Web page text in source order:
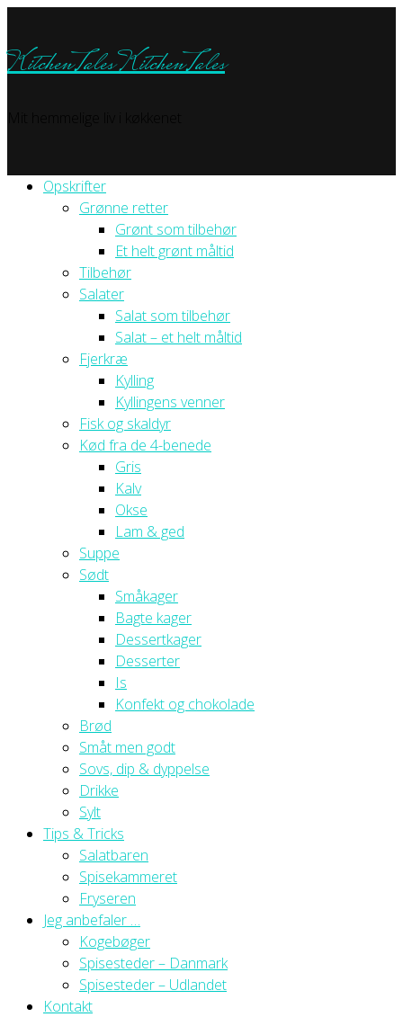
KitchenTalesKitchenTales
Opskrifter
Grønne retter
Grønt som tilbehør
Et helt grønt måltid
Tilbehør
Salater
Salat som tilbehør
Salat – et helt måltid
Fjerkræ
Kylling
Kyllingens venner
Fisk og skaldyr
Kød fra de 4-benede
Gris
Kalv
Okse
Lam & ged
Suppe
Sødt
Småkager
Bagte kager
Dessertkager
Desserter
Is
Konfekt og chokolade
Brød
Småt men godt
Sovs, dip & dyppelse
Drikke
Sylt
Tips & Tricks
Salatbaren
Spisekammeret
Fryseren
Jeg anbefaler …
Kogebøger
Spisesteder – Danmark
Spisesteder – Udlandet
Kontakt